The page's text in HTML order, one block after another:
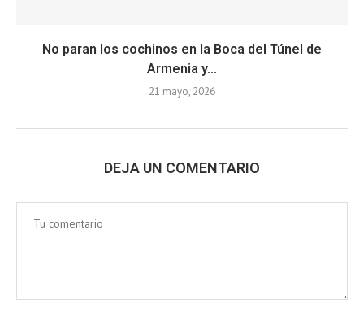
No paran los cochinos en la Boca del Túnel de
Armenia y...
21 mayo, 2026
DEJA UN COMENTARIO